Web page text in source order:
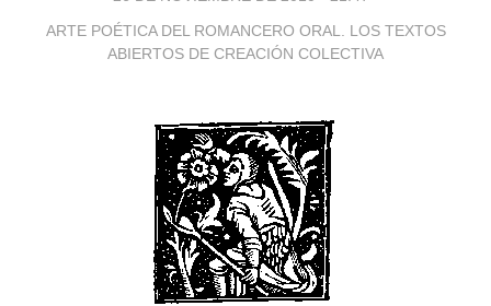
ARTE POÉTICA DEL ROMANCERO ORAL. LOS TEXTOS
ABIERTOS DE CREACIÓN COLECTIVA